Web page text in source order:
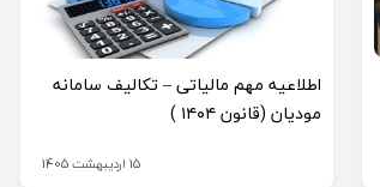
اطلاعیه مهم مالیاتی – تکالیف سامانه
مودیان (قانون ۱۴۰۴ )
15 اردیبهشت 1405